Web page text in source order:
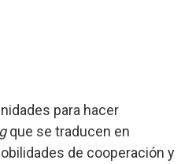
para hacer
que se traducen en
de cooperación y